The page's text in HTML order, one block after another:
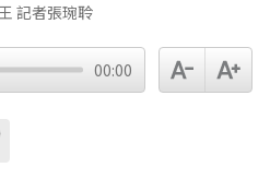
記者張琬聆
00:00